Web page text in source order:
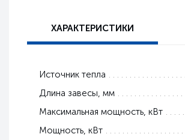
ХАРАКТЕРИСТИКИ
Источник тепла
Длина завесы, мм
Максимальная мощность, кВт
Мощность, кВт